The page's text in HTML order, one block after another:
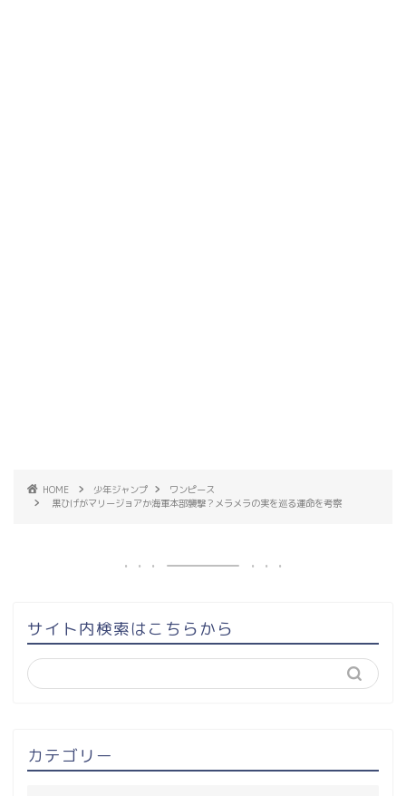
HOME 少年ジャンプ
ワンピース
黒ひげがマリージョアか海軍本部襲撃？メラメラの実を巡る運命を考察
サイト内検索はこちらから
カテゴリー